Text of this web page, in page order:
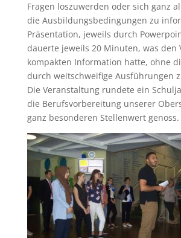
Fragen loszuwerden oder sich ganz
die Ausbildungsbedingungen zu
Präsentation, jeweils durch
dauerte jeweils 20 Minuten, was den
kompakten Information hatte, ohne
durch weitschweifige Ausführungen
Die Veranstaltung rundete ein
die Berufsvorbereitung unserer
ganz besonderen Stellenwert genoss.